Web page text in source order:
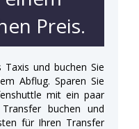
Preis.
Taxis und buchen Sie
Abflug. Sparen Sie
mit ein paar
buchen und
für Ihren Transfer